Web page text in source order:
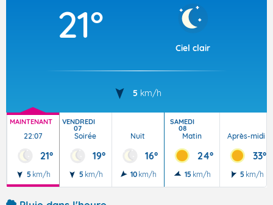
21°
Ciel clair
5 km/h
MAINTENANT
22:07
21°
5 km/h
VENDREDI
07
Soirée
19°
5 km/h
Nuit
16°
10 km/h
SAMEDI
08
Matin
24°
15 km/h
Après-midi
33°
5 km/h